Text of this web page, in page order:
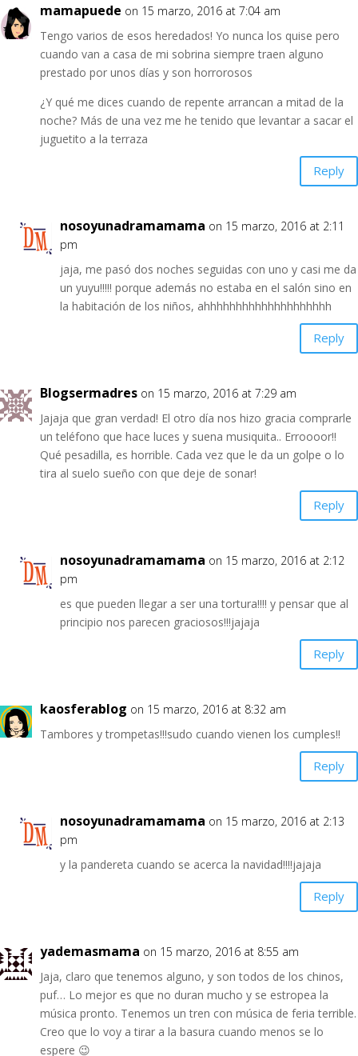
mamapuede on 15 marzo, 2016 at 7:04 am
Tengo varios de esos heredados! Yo nunca los quise pero
cuando van a casa de mi sobrina siempre traen alguno
prestado por unos días y son horrorosos
¿Y qué me dices cuando de repente arrancan a mitad de la
noche? Más de una vez me he tenido que levantar a sacar el
juguetito a la terraza
Reply
nosoyunadramamama on 15 marzo, 2016 at 2:11
pm
jaja, me pasó dos noches seguidas con uno y casi me da
un yuyu!!!!! porque además no estaba en el salón sino en
la habitación de los niños, ahhhhhhhhhhhhhhhhhhhh
Reply
Blogsermadres on 15 marzo, 2016 at 7:29 am
Jajaja que gran verdad! El otro día nos hizo gracia comprarle
un teléfono que hace luces y suena musiquita.. Erroooor!!
Qué pesadilla, es horrible. Cada vez que le da un golpe o lo
tira al suelo sueño con que deje de sonar!
Reply
nosoyunadramamama on 15 marzo, 2016 at 2:12
pm
es que pueden llegar a ser una tortura!!!! y pensar que al
principio nos parecen graciosos!!!jajaja
Reply
kaosferablog on 15 marzo, 2016 at 8:32 am
Tambores y trompetas!!!sudo cuando vienen los cumples!!
Reply
nosoyunadramamama on 15 marzo, 2016 at 2:13
pm
y la pandereta cuando se acerca la navidad!!!!jajaja
Reply
yademasmama on 15 marzo, 2016 at 8:55 am
Jaja, claro que tenemos alguno, y son todos de los chinos,
puf… Lo mejor es que no duran mucho y se estropea la
música pronto. Tenemos un tren con música de feria terrible.
Creo que lo voy a tirar a la basura cuando menos se lo
espere 😉